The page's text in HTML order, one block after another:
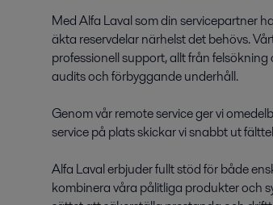
Med Alfa Laval som din servicepartner
äkta reservdelar närhelst det behövs.
professionell support, allt från
audits och förbyggande underhåll.
Genom vår remote service ger vi
service på plats skickar vi snabbt ut
Alfa Laval erbjuder fullt stöd för både
kombinera våra pålitliga produkter och